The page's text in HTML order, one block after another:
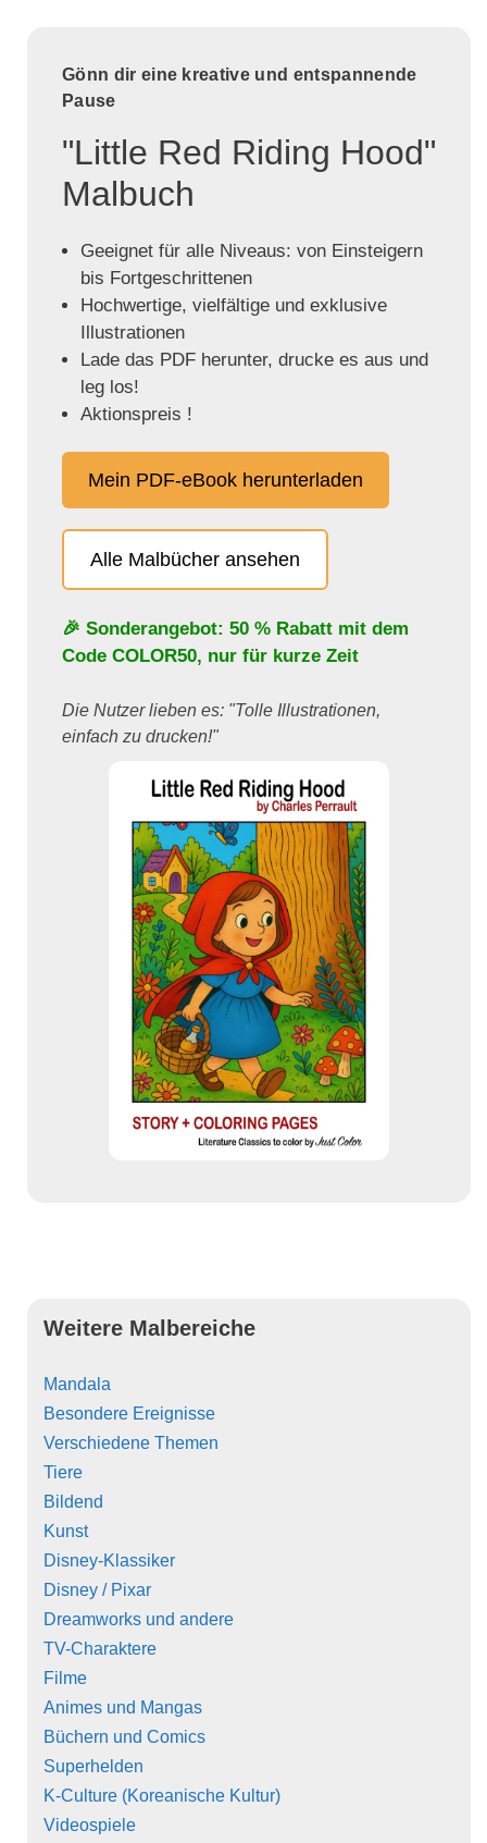
Gönn dir eine kreative und entspannende
Pause
"Little Red Riding Hood"
Malbuch
Geeignet für alle Niveaus: von Einsteigern
bis Fortgeschrittenen
Hochwertige, vielfältige und exklusive
Illustrationen
Lade das PDF herunter, drucke es aus und
leg los!
Aktionspreis !
Mein PDF-eBook herunterladen
Alle Malbücher ansehen
🎉 Sonderangebot: 50 % Rabatt mit dem
Code COLOR50, nur für kurze Zeit
Die Nutzer lieben es: "Tolle Illustrationen,
einfach zu drucken!"
Weitere Malbereiche
Mandala
Besondere Ereignisse
Verschiedene Themen
Tiere
Bildend
Kunst
Disney-Klassiker
Disney / Pixar
Dreamworks und andere
TV-Charaktere
Filme
Animes und Mangas
Büchern und Comics
Superhelden
K-Culture (Koreanische Kultur)
Videospiele